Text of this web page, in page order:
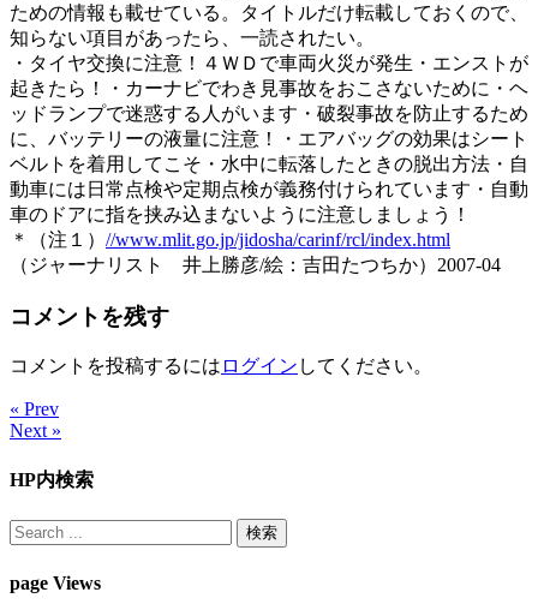
ための情報も載せている。タイトルだけ転載しておくので、
知らない項目があったら、一読されたい。
・タイヤ交換に注意！４ＷＤで車両火災が発生・エンストが
起きたら！・カーナビでわき見事故をおこさないために・ヘ
ッドランプで迷惑する人がいます・破裂事故を防止するため
に、バッテリーの液量に注意！・エアバッグの効果はシート
ベルトを着用してこそ・水中に転落したときの脱出方法・自
動車には日常点検や定期点検が義務付けられています・自動
車のドアに指を挟み込まないように注意しましょう！
＊（注１） //www.mlit.go.jp/jidosha/carinf/rcl/index.html
（ジャーナリスト 井上勝彦/絵：吉田たつちか）2007-04
コメントを残す
コメントを投稿するには ログイン してください。
« Prev
Next »
HP内検索
page Views